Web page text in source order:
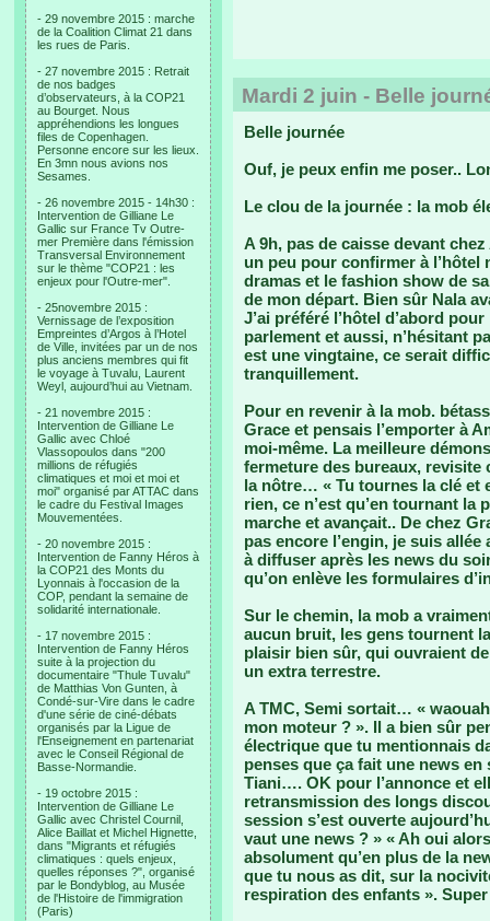
- 29 novembre 2015 : marche
de la Coalition Climat 21 dans
les rues de Paris.
- 27 novembre 2015 : Retrait
de nos badges
d’observateurs, à la COP21
au Bourget. Nous
appréhendions les longues
files de Copenhagen.
Personne encore sur les lieux.
En 3mn nous avions nos
Sesames.
- 26 novembre 2015 - 14h30 :
Intervention de Gilliane Le
Gallic sur France Tv Outre-
mer Première dans l'émission
Transversal Environnement
sur le thème "COP21 : les
enjeux pour l'Outre-mer".
- 25novembre 2015 :
Vernissage de l’exposition
Empreintes d’Argos à l’Hotel
de Ville, invitées par un de nos
plus anciens membres qui fit
le voyage à Tuvalu, Laurent
Weyl, aujourd’hui au Vietnam.
- 21 novembre 2015 :
Intervention de Gilliane Le
Gallic avec Chloé
Vlassopoulos dans "200
millions de réfugiés
climatiques et moi et moi et
moi" organisé par ATTAC dans
le cadre du Festival Images
Mouvementées.
- 20 novembre 2015 :
Intervention de Fanny Héros à
la COP21 des Monts du
Lyonnais à l'occasion de la
COP, pendant la semaine de
solidarité internationale.
- 17 novembre 2015 :
Intervention de Fanny Héros
suite à la projection du
documentaire "Thule Tuvalu"
de Matthias Von Gunten, à
Condé-sur-Vire dans le cadre
d'une série de ciné-débats
organisés par la Ligue de
l'Enseignement en partenariat
avec le Conseil Régional de
Basse-Normandie.
- 19 octobre 2015 :
Intervention de Gilliane Le
Gallic avec Christel Cournil,
Alice Baillat et Michel Hignette,
dans "Migrants et réfugiés
climatiques : quels enjeux,
quelles réponses ?", organisé
par le Bondyblog, au Musée
de l'Histoire de l'immigration
(Paris)
Mardi 2 juin - Belle
Belle journée
Ouf, je peux enfin me poser..
Le clou de la journée : la mob
A 9h, pas de caisse devant
un peu pour confirmer à
dramas et le fashion show de
de mon départ. Bien sûr Nala
J’ai préféré l’hôtel d’abord
parlement et aussi, n’hésitant
est une vingtaine, ce serait
tranquillement.
Pour en revenir à la mob.
Grace et pensais l’emporter à
moi-même. La meilleure
fermeture des bureaux, revisite
la nôtre… « Tu tournes la clé et
rien, ce n’est qu’en tournant la
marche et avançait.. De chez
pas encore l’engin, je suis
à diffuser après les news du
qu’on enlève les formulaires
Sur le chemin, la mob a
aucun bruit, les gens tournent
plaisir bien sûr, qui ouvraient
un extra terrestre.
A TMC, Semi sortait… «
mon moteur ? ». Il a bien sûr
électrique que tu mentionnais
penses que ça fait une news
Tiani…. OK pour l’annonce et
retransmission des longs
session s’est ouverte
vaut une news ? » « Ah oui
absolument qu’en plus de la
que tu nous as dit, sur la
respiration des enfants ».